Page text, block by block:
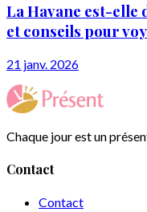
La Havane est-elle
et conseils pour
21 janv. 2026
Chaque jour est un
Contact
Contact